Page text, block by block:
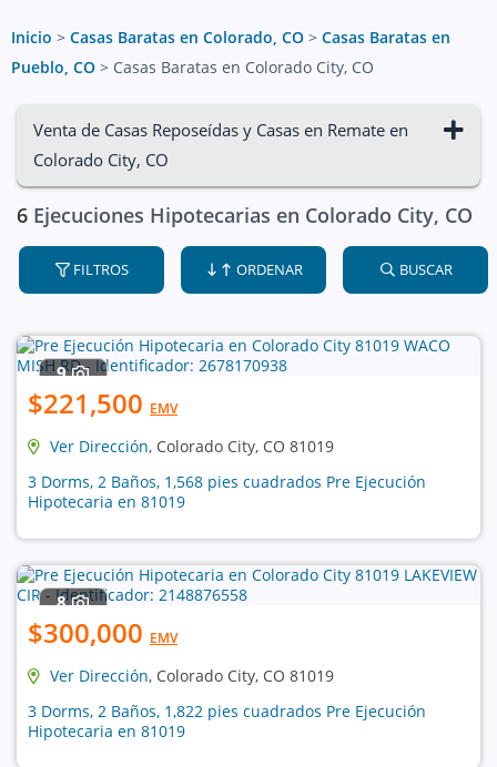
Inicio > Casas Baratas en Colorado, CO > Casas Baratas en
Pueblo, CO > Casas Baratas en Colorado City, CO
Venta de Casas Reposeídas y Casas en Remate en
Colorado City, CO
6 Ejecuciones Hipotecarias en Colorado City, CO
FILTROS ORDENAR BUSCAR
9
$221,500 EMV
Ver Dirección, Colorado City, CO 81019
3 Dorms, 2 Baños, 1,568 pies cuadrados Pre Ejecución
Hipotecaria en 81019
8
$300,000 EMV
Ver Dirección, Colorado City, CO 81019
3 Dorms, 2 Baños, 1,822 pies cuadrados Pre Ejecución
Hipotecaria en 81019